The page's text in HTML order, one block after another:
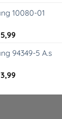
is:
10080-01
5,99Huidige
is:
94349-5 A.s
3,99Huidige
is: